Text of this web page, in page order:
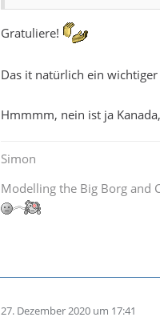
Gratuliere!
Das it natürlich ein
Hmmmm, nein ist ja
Simon
Modelling the Big Borg and
27. Dezember 2020 um 17:41